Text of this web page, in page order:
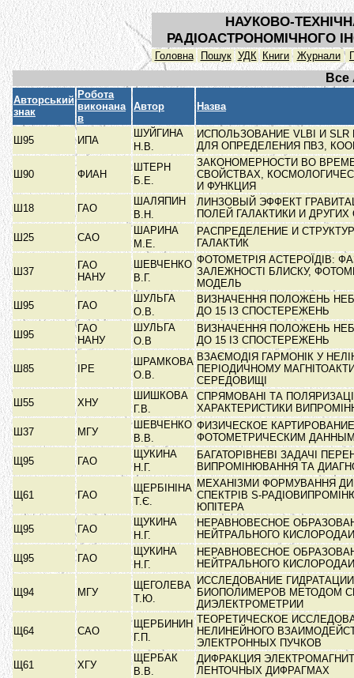
НАУКОВО-
РАДІОАСТРОНОМІЧНОГО
Головна Пошук УДК Книги Журнали
Все
Авторський
знак
Робота
виконана
в
Автор Назва
Ш95 ИПА
ШУЙГИНА
Н.В.
ИСПОЛЬЗОВАНИЕ VLBI И
ДЛЯ ОПРЕДЕЛЕНИЯ ПВЗ,
Ш90 ФИАН
ШТЕРН
Б.Е.
ЗАКОНОМЕРНОСТИ ВО
СВОЙСТВАХ,
И ФУНКЦИЯ
Ш18
ГАО
ШАЛЯПИН
В.Н.
ЛИНЗОВЫЙ ЭФФЕКТ
ПОЛЕЙ ГАЛАКТИКИ И
Ш25
САО
ШАРИНА
М.Е.
РАСПРЕДЕЛЕНИЕ И
ГАЛАКТИК
Ш37
ГАО
НАНУ
ШЕВЧЕНКО
В.Г.
ФОТОМЕТРІЯ АСТЕРОЇДІВ:
ЗАЛЕЖНОСТІ БЛИСКУ,
МОДЕЛЬ
Ш95
ГАО
ШУЛЬГА
О.В.
ВИЗНАЧЕННЯ ПОЛОЖЕНЬ
ДО 15 ІЗ СПОСТЕРЕЖЕНЬ
Ш95
ГАО
НАНУ
ШУЛЬГА
О.В
ВИЗНАЧЕННЯ ПОЛОЖЕНЬ
ДО 15 ІЗ СПОСТЕРЕЖЕНЬ
Ш85 ІРЕ
ШРАМКОВА
О.В.
ВЗАЄМОДІЯ ГАРМОНІК У
ПЕРІОДИЧНОМУ
СЕРЕДОВИЩІ
Ш55
ХНУ
ШИШКОВА
Г.В.
СПРЯМОВАНІ ТА
ХАРАКТЕРИСТИКИ
Ш37
МГУ
ШЕВЧЕНКО
В.В.
ФИЗИЧЕСКОЕ
ФОТОМЕТРИЧЕСКИМ
Щ95
ГАО
ЩУКИНА
Н.Г.
БАГАТОРІВНЕВІ ЗАДАЧІ
ВИПРОМІНЮВАННЯ ТА
Щ61 ГАО
ЩЕРБІНІНА
Т.Є.
МЕХАНІЗМИ ФОРМУВАННЯ
СПЕКТРІВ S-
ЮПІТЕРА
Щ95
ГАО
ЩУКИНА
Н.Г.
НЕРАВНОВЕСНОЕ
НЕЙТРАЛЬНОГО
Щ95
ГАО
ЩУКИНА
Н.Г.
НЕРАВНОВЕСНОЕ
НЕЙТРАЛЬНОГО
Щ94 МГУ
ЩЕГОЛЕВА
Т.Ю.
ИССЛЕДОВАНИЕ ГИДРАТАЦИИ
БИОПОЛИМЕРОВ МЕТОДОМ
ДИЭЛЕКТРОМЕТРИИ
Щ64 САО
ЩЕРБИНИН
Г.П.
ТЕОРЕТИЧЕСКОЕ
НЕЛИНЕЙНОГО
ЭЛЕКТРОННЫХ ПУЧКОВ
Щ61
ХГУ
ЩЕРБАК
В.В.
ДИФРАКЦИЯ
ЛЕНТОЧНЫХ ДИФРАГМАХ